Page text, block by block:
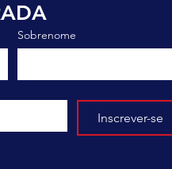
Sobrenome
Inscrever-se